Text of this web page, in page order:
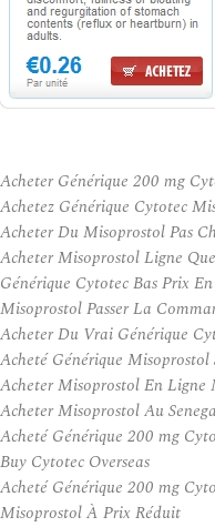
Acheter Générique 200 mg
Achetez Générique Cytotec
Acheter Du Misoprostol Pas
Acheter Misoprostol Ligne
Générique Cytotec Bas Prix
Misoprostol Passer La
Acheter Du Vrai Générique
Acheté Générique Misoprostol
Acheter Misoprostol En Ligne
Acheter Misoprostol Au
Acheté Générique 200 mg
Buy Cytotec Overseas
Acheté Générique 200 mg
Misoprostol À Prix Réduit